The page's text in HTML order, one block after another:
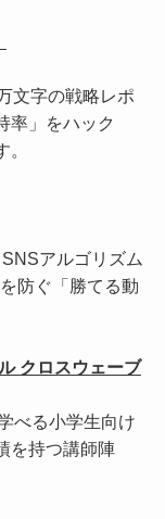
文字の戦略レポ
率」をハック
アルゴリズム
防ぐ「勝てる動
クロスウェーブ
べる小学生向け
を持つ講師陣